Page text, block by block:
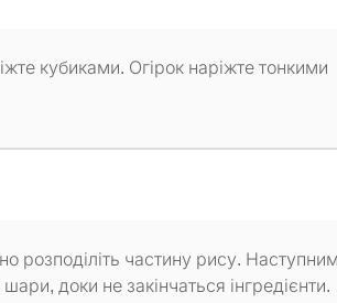
кубиками. Огірок наріжте тонкими
розподіліть частину рису. Наступним
доки не закінчаться інгредієнти.